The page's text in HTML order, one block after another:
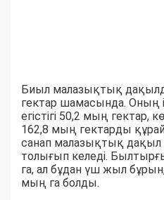
Биыл малазықтық
гектар шамасында. Оның
егістігі 50,2 мың
162,8 мың гектарды
санап малазықтық дақыл
толығып келеді.
га, ал бұдан үш жыл
мың га болды.